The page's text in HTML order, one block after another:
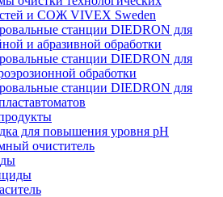
и СОЖ VIVEX Sweden
станции DIEDRON для
и абразивной обработки
станции DIEDRON для
обработки
станции DIEDRON для
для повышения уровня pH
очиститель